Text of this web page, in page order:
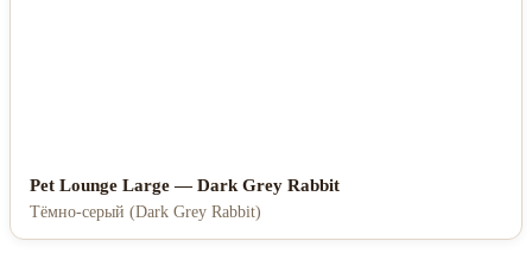
Pet Lounge Large — Dark Grey Rabbit
Тёмно-серый (Dark Grey Rabbit)